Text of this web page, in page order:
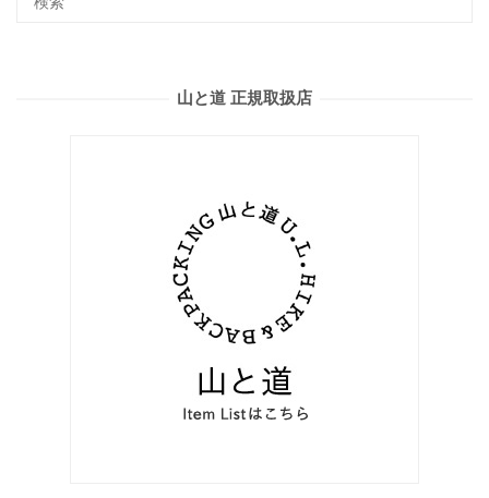
山と道 正規取扱店